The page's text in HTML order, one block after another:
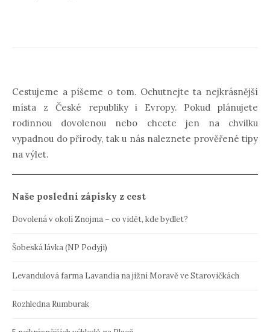
Cestujeme a píšeme o tom. Ochutnejte ta nejkrásnější
místa z České republiky i Evropy. Pokud plánujete
rodinnou dovolenou nebo chcete jen na chvilku
vypadnou do přírody, tak u nás naleznete prověřené tipy
na výlet.
Naše poslední zápisky z cest
Dovolená v okolí Znojma – co vidět, kde bydlet?
Šobeská lávka (NP Podyjí)
Levandulová farma Lavandia na jižní Moravě ve Starovičkách
Rozhledna Rumburak